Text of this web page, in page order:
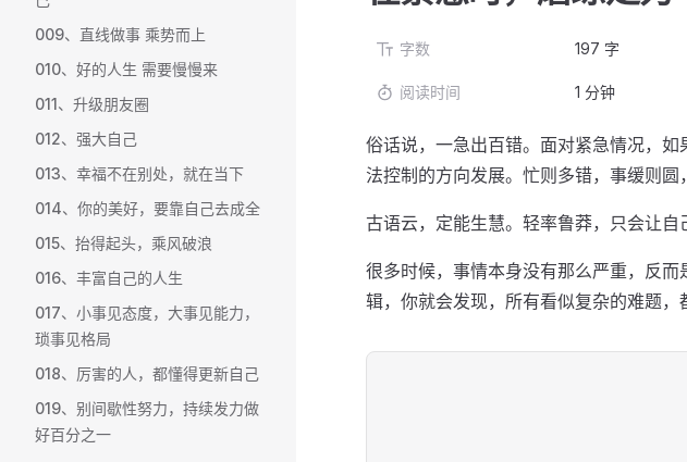
009、直线做事 乘势而上
010、好的人生 需要慢慢来
011、升级朋友圈
012、强大自己
013、幸福不在别处，就在当下
014、你的美好，要靠自己去成全
015、抬得起头，乘风破浪
016、丰富自己的人生
017、小事见态度，大事见能力，
琐事见格局
018、厉害的人，都懂得更新自己
019、别间歇性努力，持续发力做
好百分之一
字数 197 字
阅读时间 1 分钟
俗话说，一急出百错。面对紧急情况，
法控制的方向发展。忙则多错，事缓则圆
古语云，定能生慧。轻率鲁莽，只会让自
很多时候，事情本身没有那么严重，反
辑，你就会发现，所有看似复杂的难题，